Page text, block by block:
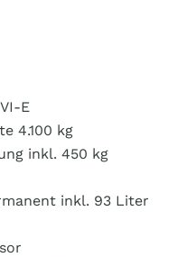
E
4.100 kg
inkl. 450 kg
inkl. 93 Liter